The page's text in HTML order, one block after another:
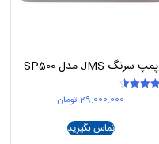
پمپ سرنگ JMS مدل SP500
29.000.000 تومان
تماس بگیرید